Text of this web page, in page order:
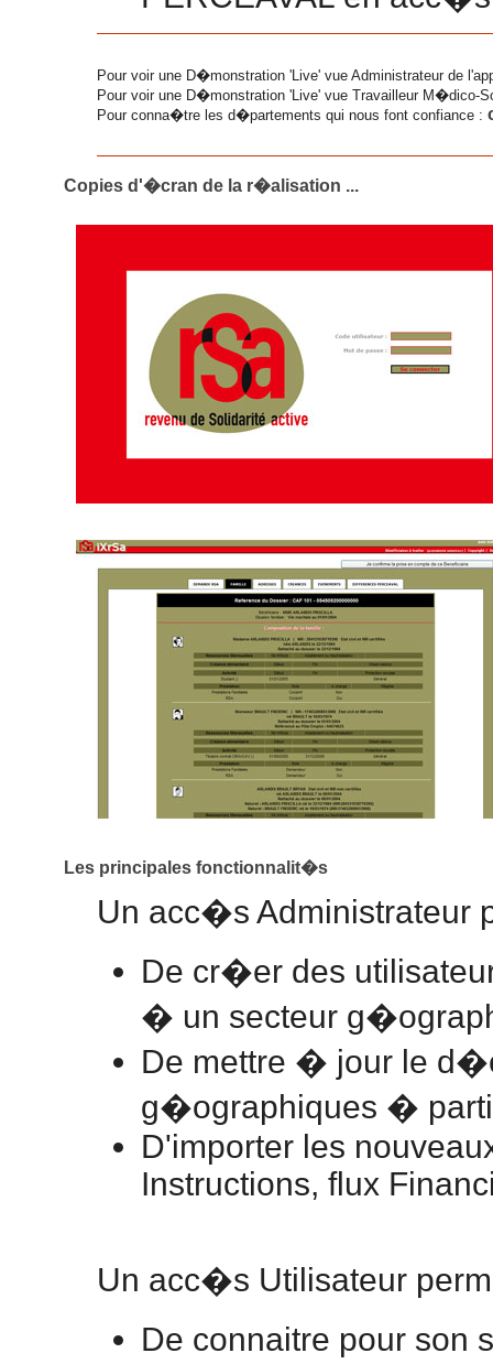
Pour voir une D�monstration 'Live' vue Administrateur de
Pour voir une D�monstration 'Live' vue Travailleur M�dico-
Pour conna�tre les d�partements qui nous font confiance :
Copies d'�cran de la r�alisation ...
Les principales fonctionnalit�s
Un acc�s Administrateur
De cr�er des
� un secteur
De mettre � jour le
g�ographiques �
D'importer les
Instructions, flux
Un acc�s Utilisateur
De connaitre pour son